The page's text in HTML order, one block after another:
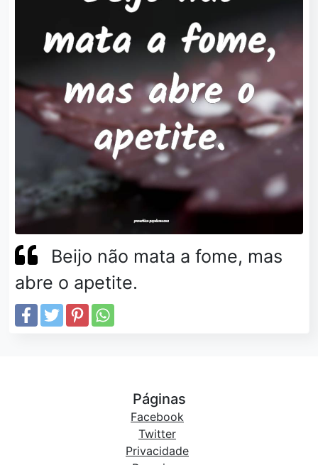
Beijo não mata a fome, mas
abre o apetite.
Páginas
Facebook
Twitter
Privacidade